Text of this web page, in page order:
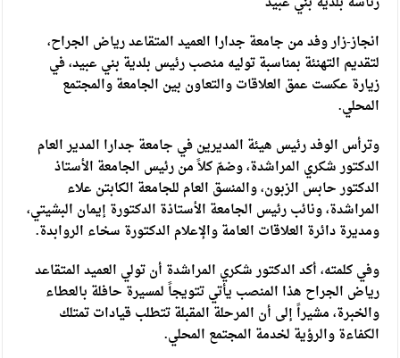
انجاز-زار وفد من جامعة جدارا العميد المتقاعد رياض الجراح،
لتقديم التهنئة بمناسبة توليه منصب رئيس بلدية بني عبيد، في
زيارة عكست عمق العلاقات والتعاون بين الجامعة والمجتمع
المحلي.
وترأس الوفد رئيس هيئة المديرين في جامعة جدارا المدير العام
الدكتور شكري المراشدة، وضمّ كلاً من رئيس الجامعة الأستاذ
الدكتور حابس الزبون، والمنسق العام للجامعة الكابتن علاء
المراشدة، ونائب رئيس الجامعة الأستاذة الدكتورة إيمان البشيتي،
ومديرة دائرة العلاقات العامة والإعلام الدكتورة سخاء الروابدة.
وفي كلمته، أكد الدكتور شكري المراشدة أن تولي العميد المتقاعد
رياض الجراح هذا المنصب يأتي تتويجاً لمسيرة حافلة بالعطاء
والخبرة، مشيراً إلى أن المرحلة المقبلة تتطلب قيادات تمتلك
الكفاءة والرؤية لخدمة المجتمع المحلي.